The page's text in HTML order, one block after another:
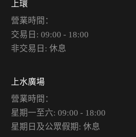
上環
營業時間：
交易日: 09:00 - 18:00
非交易日: 休息
上水廣場
營業時間：
星期一至六: 09:00 - 18:00
星期日及公眾假期: 休息